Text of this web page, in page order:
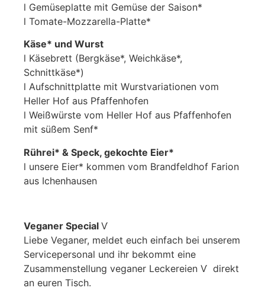
l Gemüseplatte mit Gemüse der Saison*
l Tomate-Mozzarella-Platte*
Käse* und Wurst
l Käsebrett (Bergkäse*, Weichkäse*,
Schnittkäse*)
l Aufschnittplatte mit Wurstvariationen vom
Heller Hof aus Pfaffenhofen
l Weißwürste vom Heller Hof aus Pfaffenhofen
mit süßem Senf*
Rührei* & Speck, gekochte Eier*
l unsere Eier* kommen vom Brandfeldhof Farion
aus Ichenhausen
Veganer Special Ѵ
Liebe Veganer, meldet euch einfach bei unserem
Servicepersonal und ihr bekommt eine
Zusammenstellung veganer Leckereien Ѵ direkt
an euren Tisch.